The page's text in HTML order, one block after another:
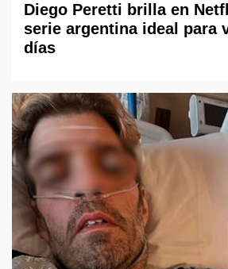
Diego Peretti brilla en
serie argentina ideal para
días